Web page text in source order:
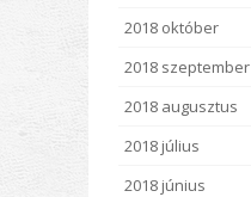
2018 október
2018 szeptember
2018 augusztus
2018 július
2018 június